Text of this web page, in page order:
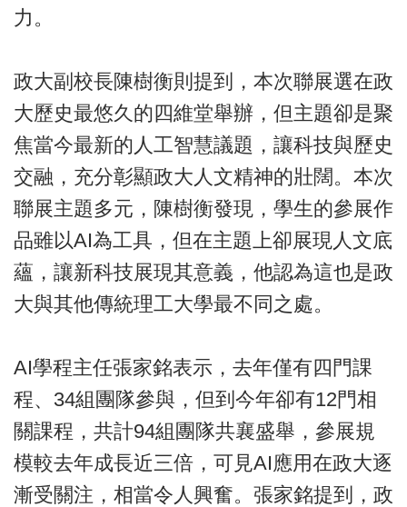
力。
政大副校長陳樹衡則提到，本次聯展選在政
大歷史最悠久的四維堂舉辦，但主題卻是聚
焦當今最新的人工智慧議題，讓科技與歷史
交融，充分彰顯政大人文精神的壯闊。本次
聯展主題多元，陳樹衡發現，學生的參展作
品雖以AI為工具，但在主題上卻展現人文底
蘊，讓新科技展現其意義，他認為這也是政
大與其他傳統理工大學最不同之處。
AI學程主任張家銘表示，去年僅有四門課
程、34組團隊參與，但到今年卻有12門相
關課程，共計94組團隊共襄盛舉，參展規
模較去年成長近三倍，可見AI應用在政大逐
漸受關注，相當令人興奮。張家銘提到，政